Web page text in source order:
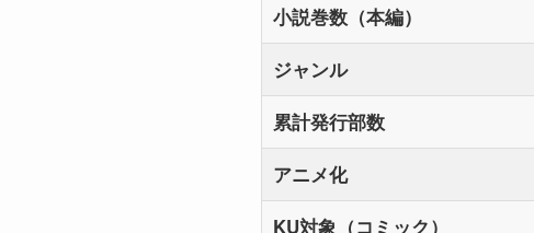
小説巻数（本編）
ジャンル
累計発行部数
アニメ化
KU対象（コミック）